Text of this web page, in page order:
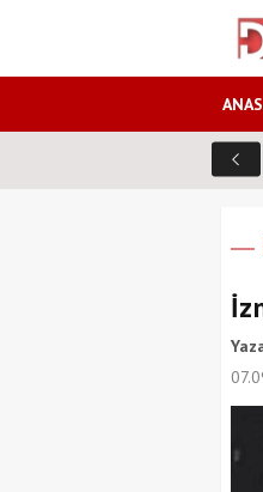
Dostları filmi bugün vizyona